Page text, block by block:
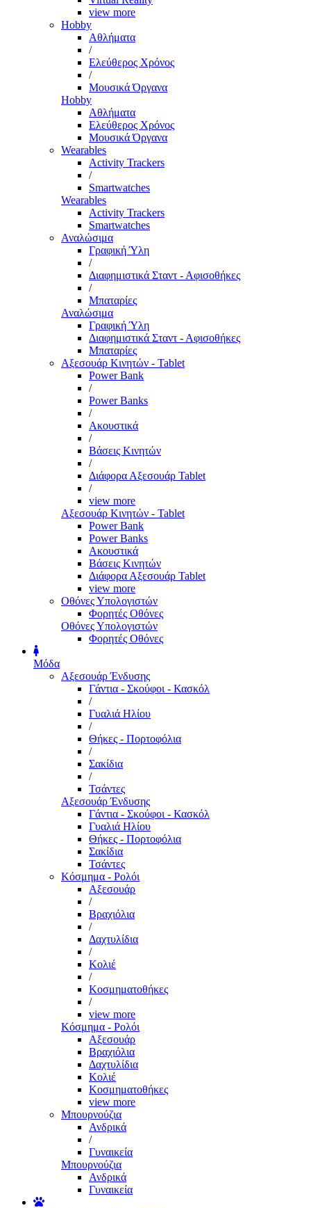
view more
Hobby
Αθλήματα
/
Ελεύθερος Χρόνος
/
Μουσικά Όργανα
Hobby
Αθλήματα
Ελεύθερος Χρόνος
Μουσικά Όργανα
Wearables
Activity Trackers
/
Smartwatches
Wearables
Activity Trackers
Smartwatches
Αναλώσιμα
Γραφική Ύλη
/
Διαφημιστικά Σταντ - Αφισοθήκες
/
Μπαταρίες
Αναλώσιμα
Γραφική Ύλη
Διαφημιστικά Σταντ - Αφισοθήκες
Μπαταρίες
Αξεσουάρ Κινητών - Tablet
Power Bank
/
Power Banks
/
Ακουστικά
/
Βάσεις Κινητών
/
Διάφορα Αξεσουάρ Tablet
/
view more
Αξεσουάρ Κινητών - Tablet
Power Bank
Power Banks
Ακουστικά
Βάσεις Κινητών
Διάφορα Αξεσουάρ Tablet
view more
Οθόνες Υπολογιστών
Φορητές Οθόνες
Οθόνες Υπολογιστών
Φορητές Οθόνες
Μόδα
Αξεσουάρ Ένδυσης
Γάντια - Σκούφοι - Κασκόλ
/
Γυαλιά Ηλίου
/
Θήκες - Πορτοφόλια
/
Σακίδια
/
Τσάντες
Αξεσουάρ Ένδυσης
Γάντια - Σκούφοι - Κασκόλ
Γυαλιά Ηλίου
Θήκες - Πορτοφόλια
Σακίδια
Τσάντες
Κόσμημα - Ρολόι
Αξεσουάρ
/
Βραχιόλια
/
Δαχτυλίδια
/
Κολιέ
/
Κοσμηματοθήκες
/
view more
Κόσμημα - Ρολόι
Αξεσουάρ
Βραχιόλια
Δαχτυλίδια
Κολιέ
Κοσμηματοθήκες
view more
Μπουρνούζια
Ανδρικά
/
Γυναικεία
Μπουρνούζια
Ανδρικά
Γυναικεία